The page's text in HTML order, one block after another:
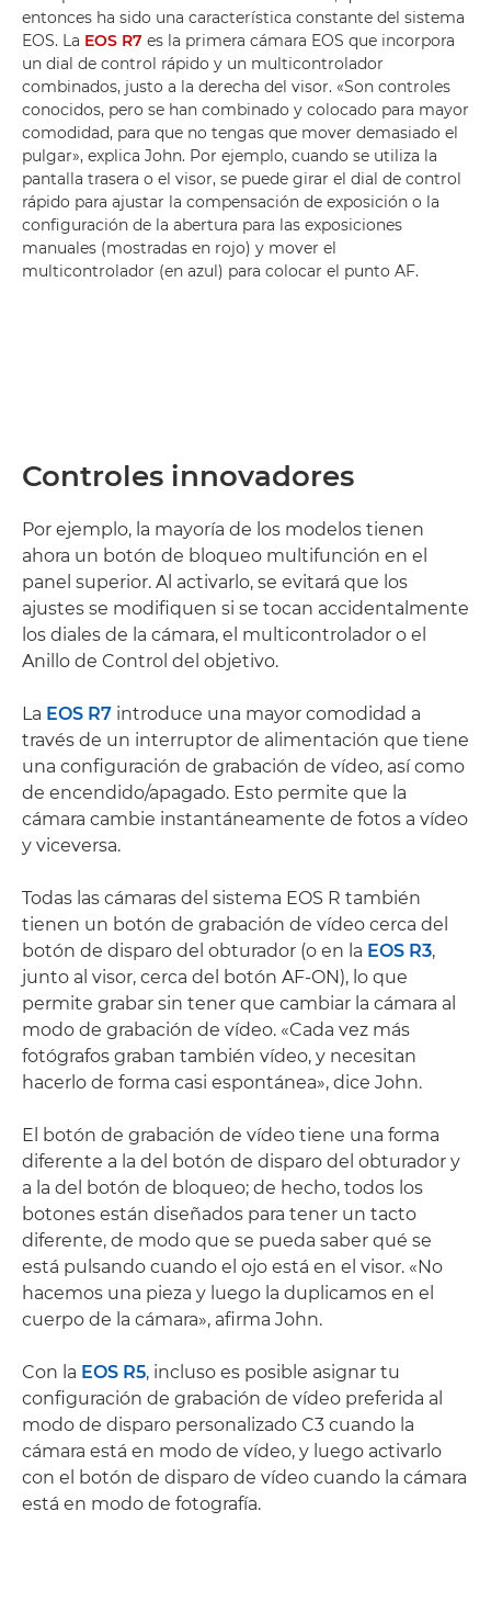
entonces ha sido una característica constante del sistema
EOS. La EOS R7 es la primera cámara EOS que incorpora
un dial de control rápido y un multicontrolador
combinados, justo a la derecha del visor. «Son controles
conocidos, pero se han combinado y colocado para mayor
comodidad, para que no tengas que mover demasiado el
pulgar», explica John. Por ejemplo, cuando se utiliza la
pantalla trasera o el visor, se puede girar el dial de control
rápido para ajustar la compensación de exposición o la
configuración de la abertura para las exposiciones
manuales (mostradas en rojo) y mover el
multicontrolador (en azul) para colocar el punto AF.
Controles innovadores
Por ejemplo, la mayoría de los modelos tienen
ahora un botón de bloqueo multifunción en el
panel superior. Al activarlo, se evitará que los
ajustes se modifiquen si se tocan accidentalmente
los diales de la cámara, el multicontrolador o el
Anillo de Control del objetivo.
La EOS R7 introduce una mayor comodidad a
través de un interruptor de alimentación que tiene
una configuración de grabación de vídeo, así como
de encendido/apagado. Esto permite que la
cámara cambie instantáneamente de fotos a vídeo
y viceversa.
Todas las cámaras del sistema EOS R también
tienen un botón de grabación de vídeo cerca del
botón de disparo del obturador (o en la EOS R3,
junto al visor, cerca del botón AF-ON), lo que
permite grabar sin tener que cambiar la cámara al
modo de grabación de vídeo. «Cada vez más
fotógrafos graban también vídeo, y necesitan
hacerlo de forma casi espontánea», dice John.
El botón de grabación de vídeo tiene una forma
diferente a la del botón de disparo del obturador y
a la del botón de bloqueo; de hecho, todos los
botones están diseñados para tener un tacto
diferente, de modo que se pueda saber qué se
está pulsando cuando el ojo está en el visor. «No
hacemos una pieza y luego la duplicamos en el
cuerpo de la cámara», afirma John.
Con la EOS R5, incluso es posible asignar tu
configuración de grabación de vídeo preferida al
modo de disparo personalizado C3 cuando la
cámara está en modo de vídeo, y luego activarlo
con el botón de disparo de vídeo cuando la cámara
está en modo de fotografía.